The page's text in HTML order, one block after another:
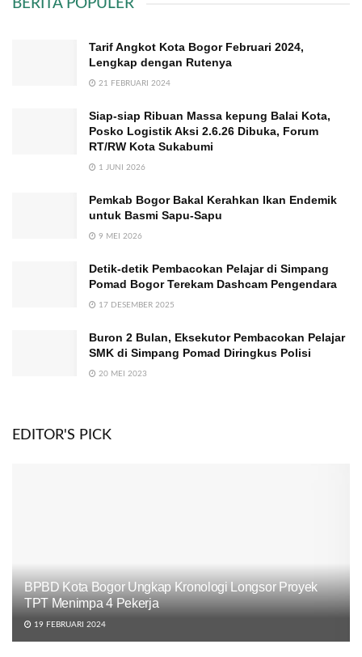
BERITA POPULER
Tarif Angkot Kota Bogor Februari 2024,
Lengkap dengan Rutenya
21 FEBRUARI 2024
Siap-siap Ribuan Massa kepung Balai Kota,
Posko Logistik Aksi 2.6.26 Dibuka, Forum
RT/RW Kota Sukabumi
1 JUNI 2026
Pemkab Bogor Bakal Kerahkan Ikan Endemik
untuk Basmi Sapu-Sapu
9 MEI 2026
Detik-detik Pembacokan Pelajar di Simpang
Pomad Bogor Terekam Dashcam Pengendara
17 DESEMBER 2025
Buron 2 Bulan, Eksekutor Pembacokan Pelajar
SMK di Simpang Pomad Diringkus Polisi
20 MEI 2023
EDITOR'S PICK
BPBD Kota Bogor Ungkap Kronologi Longsor Proyek
TPT Menimpa 4 Pekerja
19 FEBRUARI 2024